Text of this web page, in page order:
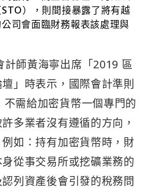
），則間接暴露了將有越
司會面臨財務報表該處理與
計師黃海寧出席「2019 區
」時表示，國際會計準則
不需給加密貨幣一個專門的
多業者沒有遵循的方向，
如：持有加密貨幣時，財
從事交易所或挖礦業務的
列資產後會引發的稅務問